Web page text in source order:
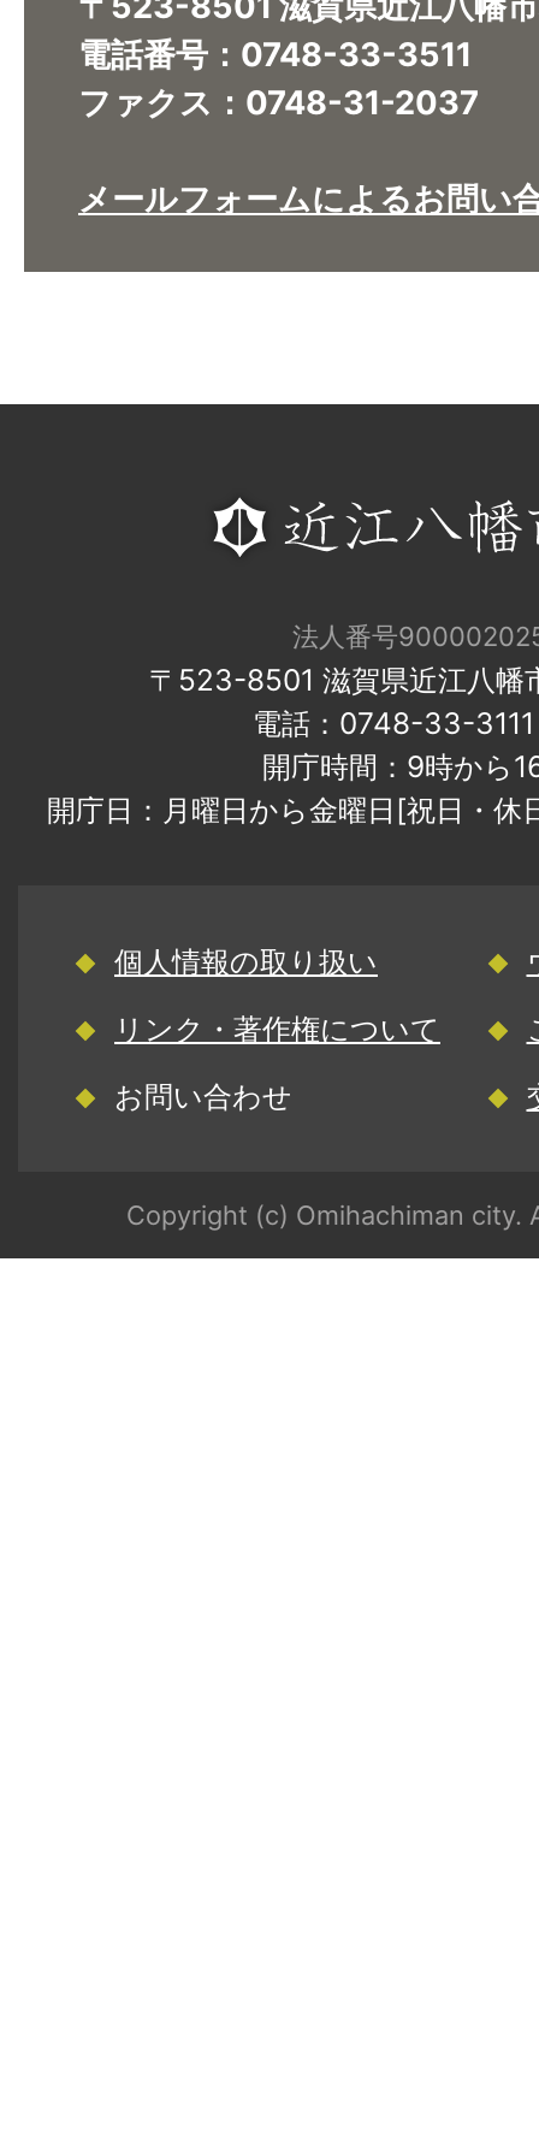
電話番号：0748-33-3511
ファクス：0748-31-2037
メールフォームによるお問い
法人番号
〒523-8501 滋賀県近江八幡
電話：0748-33-
開庁時間：9時から
開庁日：月曜日から金曜日[祝日・
個人情報の取り扱い
リンク・著作権について
お問い合わせ
Copyright (c) Omihachiman city.